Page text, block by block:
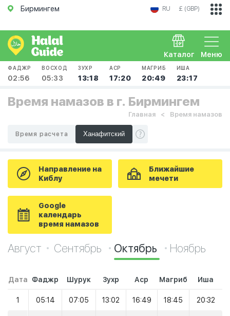
Бирмингем RU £ (GBP)
Меню
Каталог
ФАДЖР
02:56
ВОСХОД
05:33
ЗУХР
13:18
АСР
17:20
МАГРИБ
20:49
ИША
23:17
Время намазов в г. Бирмингем
Главная Время намазов
Время расчета
Направление на
Киблу
Ближайшие
мечети
Google
календарь
время намазов
Август Сентябрь Октябрь Ноябрь
Дата Фаджр Шурук Зухр Аср Магриб Иша
1 05:14 07:05 13:02 16:49 18:45 20:32